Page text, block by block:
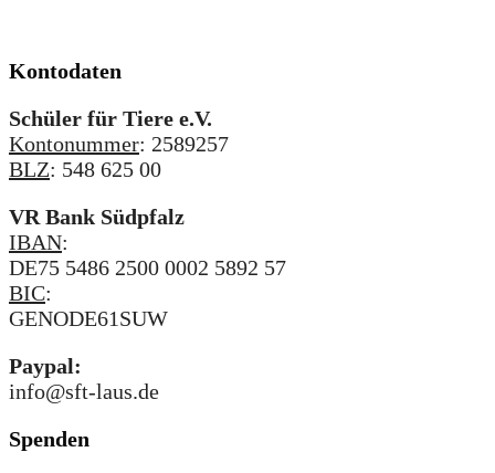
Kontodaten
Schüler für Tiere e.V.
Kontonummer: 2589257
BLZ: 548 625 00
VR Bank Südpfalz
IBAN:
DE75 5486 2500 0002 5892 57
BIC:
GENODE61SUW
Paypal:
info@sft-laus.de
Spenden